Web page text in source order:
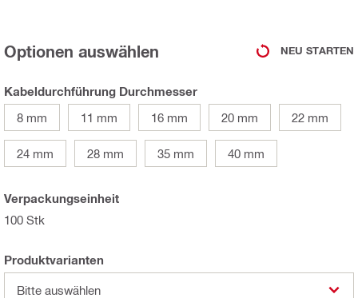
Optionen auswählen NEU STARTEN
Kabeldurchführung Durchmesser
8 mm
11 mm 16 mm 20 mm 22 mm
24 mm 28 mm 35 mm 40 mm
Verpackungseinheit
100 Stk
Produktvarianten
Bitte auswählen